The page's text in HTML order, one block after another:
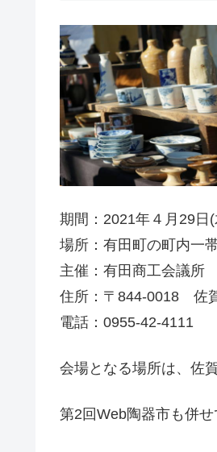
期間：2021年４月29日
場所：有田町の町内一
主催：有田商工会議所
住所：〒844-0018 佐
電話：0955-42-4111
会場となる場所は、佐
第2回Web陶器市も併せ